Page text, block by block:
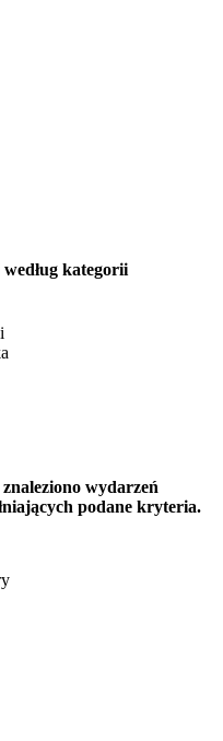
kategorii
wydarzeń
podane kryteria.